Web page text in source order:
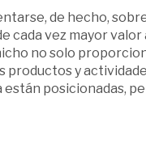
de hecho,
cada vez mayor valor
no solo
y
posicionadas,